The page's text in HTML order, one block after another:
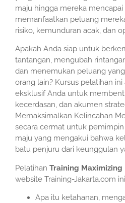
maju hingga mereka
memanfaatkan peluang
risiko, kemunduran acak, dan
Apakah Anda siap untuk
tantangan, mengubah
dan menemukan peluang
orang lain? Kursus pelatihan
eksklusif Anda untuk
kecerdasan, dan akumen
Memaksimalkan Kelincahan
secara cermat untuk
maju yang mengakui bahwa
batu penjuru dari keunggulan
Pelatihan Training
website Training-Jakarta.com
Apa itu ketahanan,